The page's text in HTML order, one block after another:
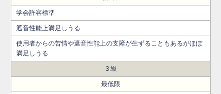
学会許容標準
遮音性能上満足しうる
使用者からの苦情や遮音性能上の支障が生ずることもあるがほぼ
満足しうる
３級
最低限